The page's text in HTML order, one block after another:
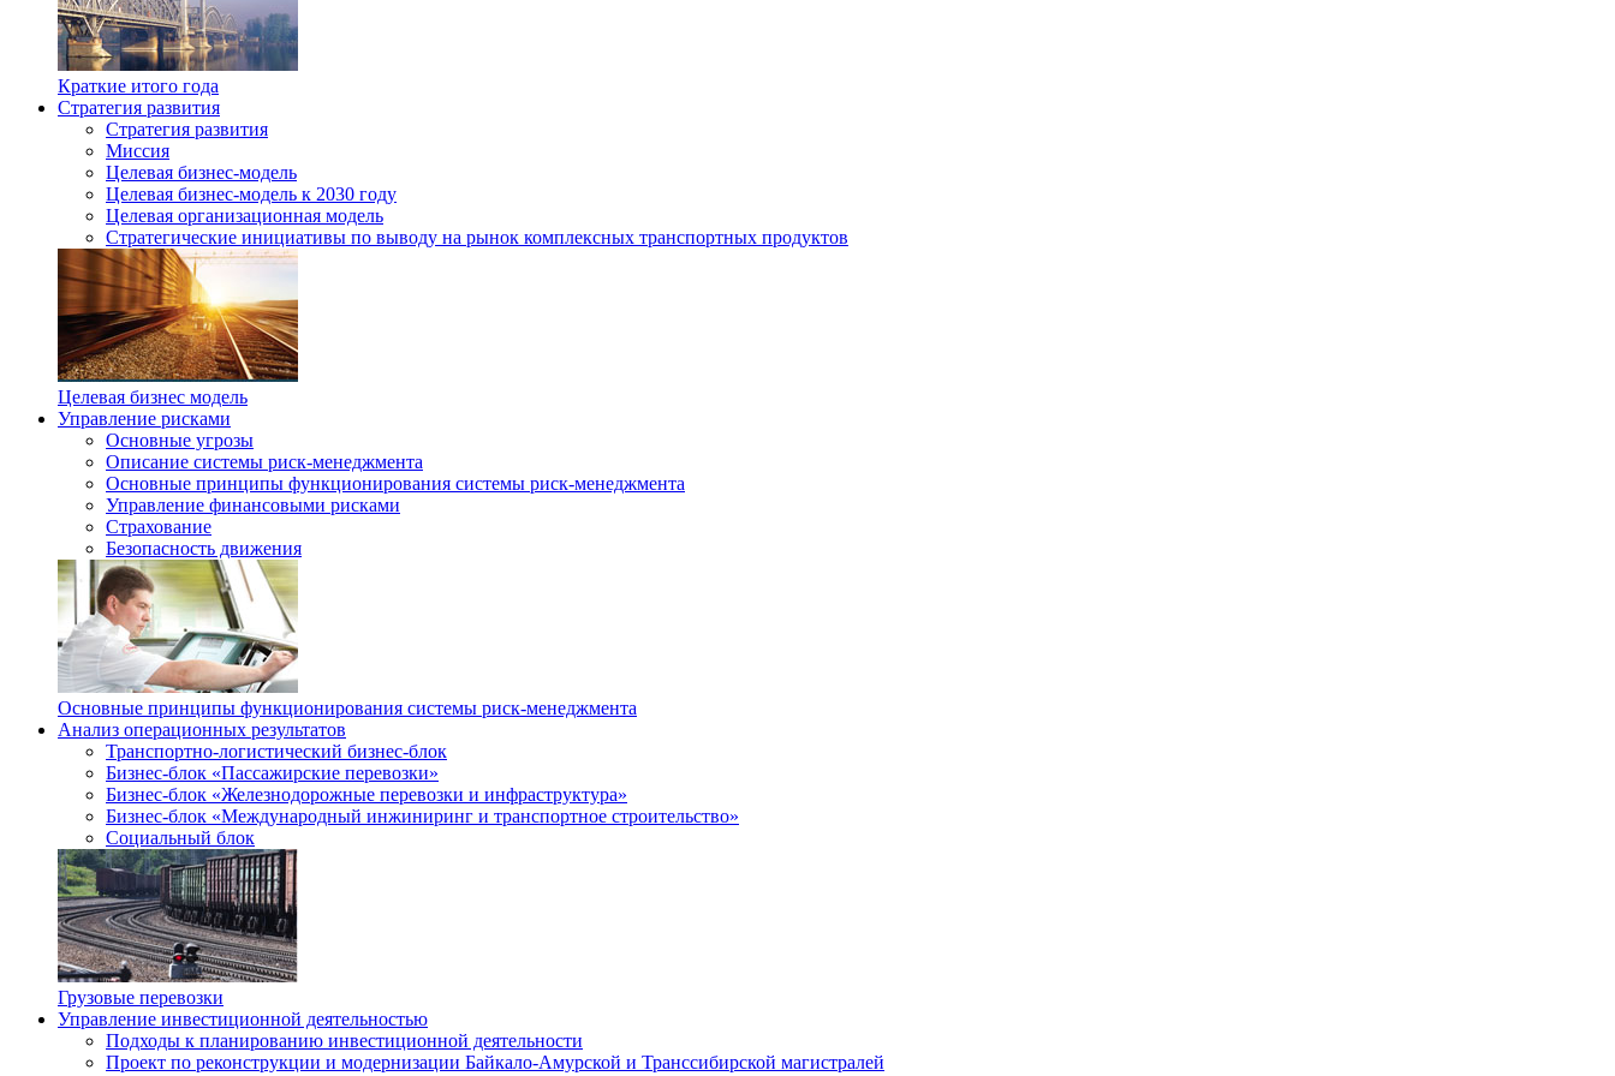
Краткие итого года
Стратегия развития
Стратегия развития
Миссия
Целевая бизнес-модель
Целевая бизнес-модель к 2030 году
Целевая организационная модель
Стратегические инициативы по выводу на рынок комплексных транспортных продуктов
Целевая бизнес модель
Управление рисками
Основные угрозы
Описание системы риск-менеджмента
Основные принципы функционирования системы риск-менеджмента
Управление финансовыми рисками
Страхование
Безопасность движения
Основные принципы функционирования системы риск-менеджмента
Анализ операционных результатов
Транспортно-логистический бизнес-блок
Бизнес-блок «Пассажирские перевозки»
Бизнес-блок «Железнодорожные перевозки и инфраструктура»
Бизнес-блок «Международный инжиниринг и транспортное строительство»
Социальный блок
Грузовые перевозки
Управление инвестиционной деятельностью
Подходы к планированию инвестиционной деятельности
Проект по реконструкции и модернизации Байкало-Амурской и Транссибирской магистралей